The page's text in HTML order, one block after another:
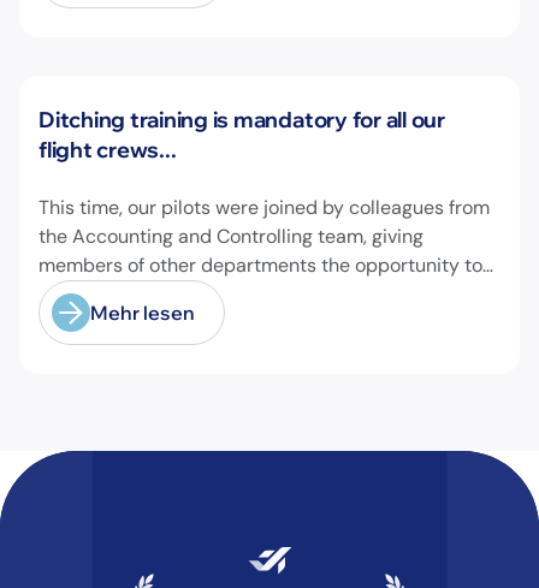
@theaircharterassociation
Neuigkeiten
Ditching training is mandatory for all our
flight crews...
This time, our pilots were joined by colleagues from
the Accounting and Controlling team, giving
members of other departments the opportunity to
experience pilot's and air hostess training firsthand
and learn essential safety procedures.
Mehr lesen